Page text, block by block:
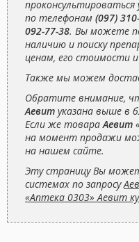
по телефонам (097)
092-77-38. Вы можете
наличию и поиску
ценам, его стоимости
Также мы можем
Обратите внимание,
Аевит указана выше в
Если же товараАевит
на момент продажи
на нашем сайте.
Эту страницу Вы
системах по запросу
«Аптека 0303» Аевит